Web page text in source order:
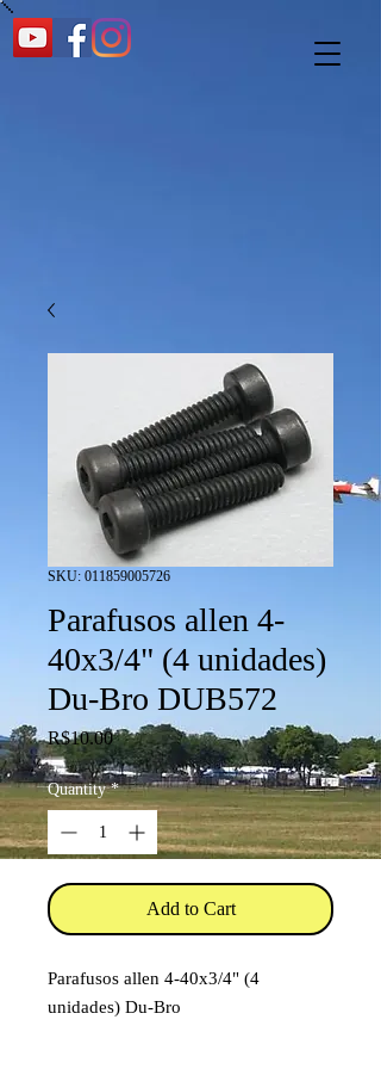
SKU: 011859005726
Parafusos allen 4-
40x3/4" (4 unidades)
Du-Bro DUB572
R$10.00Price
Quantity *
Add to Cart
Parafusos allen 4-40x3/4" (4
unidades) Du-Bro